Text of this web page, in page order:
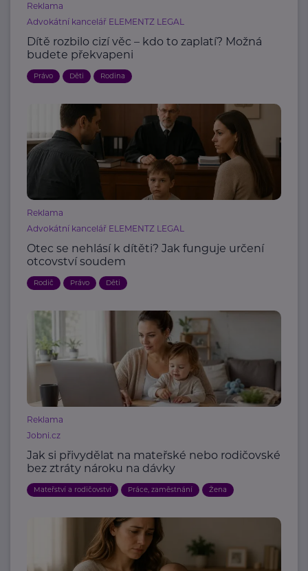
Reklama
Advokátní kancelář ELEMENTZ LEGAL
Dítě rozbilo cizí věc – kdo to zaplatí? Možná
budete překvapeni
Právo Děti Rodina
Reklama
Advokátní kancelář ELEMENTZ LEGAL
Otec se nehlásí k dítěti? Jak funguje určení
otcovství soudem
Rodič Právo Děti
Reklama
Jobni.cz
Jak si přivydělat na mateřské nebo rodičovské
bez ztráty nároku na dávky
Mateřství a rodičovství Práce, zaměstnání Žena